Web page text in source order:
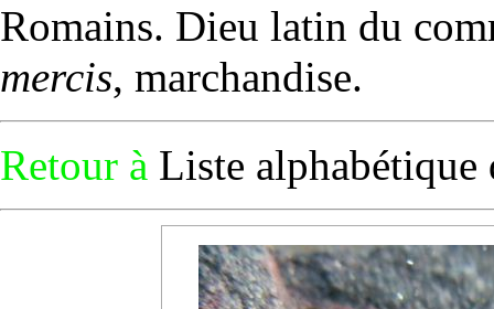
Romains. Dieu latin du
mercis, marchandise.
Retour à Liste alphabétique